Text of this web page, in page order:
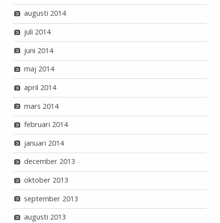
augusti 2014
juli 2014
juni 2014
maj 2014
april 2014
mars 2014
februari 2014
januari 2014
december 2013
oktober 2013
september 2013
augusti 2013